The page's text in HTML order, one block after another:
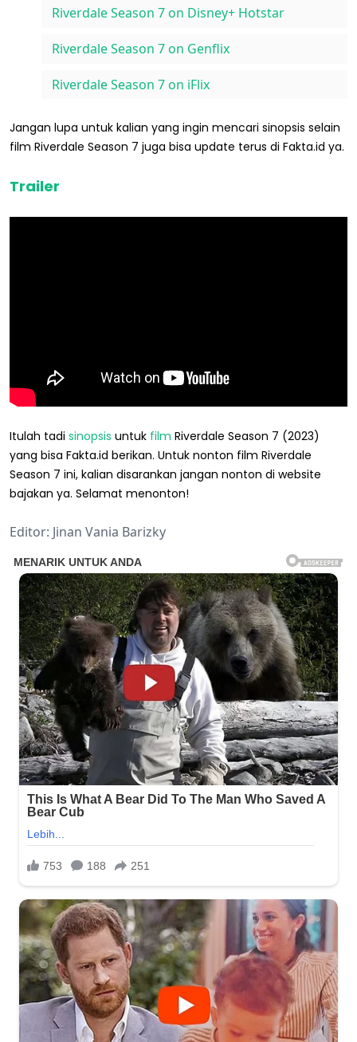
Riverdale Season 7 on Disney+ Hotstar
Riverdale Season 7 on Genflix
Riverdale Season 7 on iFlix
Jangan lupa untuk kalian yang ingin mencari sinopsis selain
film Riverdale Season 7 juga bisa update terus di Fakta.id ya.
Trailer
Itulah tadi sinopsis untuk film Riverdale Season 7 (2023)
yang bisa Fakta.id berikan. Untuk nonton film Riverdale
Season 7 ini, kalian disarankan jangan nonton di website
bajakan ya. Selamat menonton!
Editor: Jinan Vania Barizky